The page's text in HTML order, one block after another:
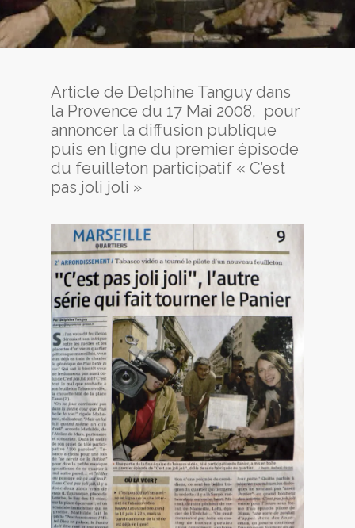
Article de Delphine Tanguy dans
la Provence du 17 Mai 2008, pour
annoncer la diffusion publique
puis en ligne du premier épisode
du feuilleton participatif « C’est
pas joli joli »